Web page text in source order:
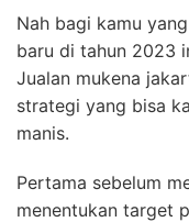
Nah bagi kamu
baru di tahun 2023
Jualan mukena
strategi yang bisa
manis.
Pertama sebelum
menentukan target